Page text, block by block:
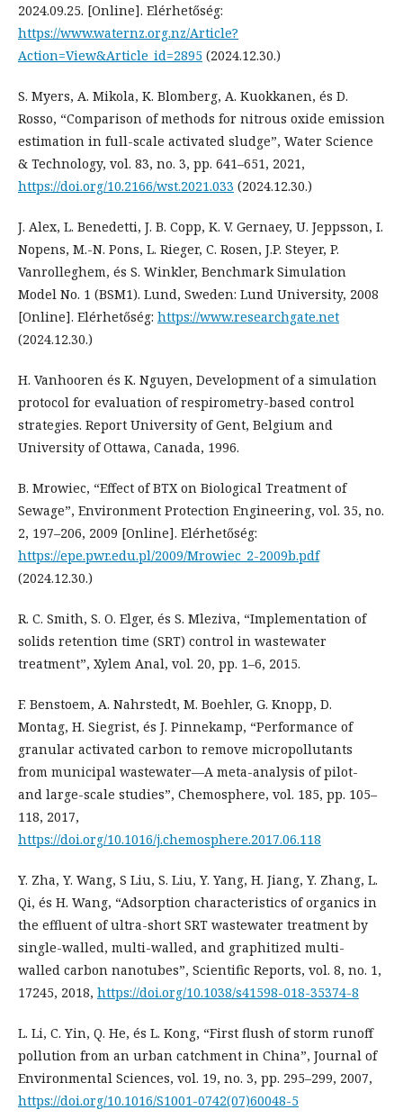
2024.09.25. [Online]. Elérhetőség:
https://www.waternz.org.nz/Article?
Action=View&Article_id=2895 (2024.12.30.)
S. Myers, A. Mikola, K. Blomberg, A. Kuokkanen, és D.
Rosso, “Comparison of methods for nitrous oxide emission
estimation in full-scale activated sludge”, Water Science
& Technology, vol. 83, no. 3, pp. 641–651, 2021,
https://doi.org/10.2166/wst.2021.033 (2024.12.30.)
J. Alex, L. Benedetti, J. B. Copp, K. V. Gernaey, U. Jeppsson, I.
Nopens, M.-N. Pons, L. Rieger, C. Rosen, J.P. Steyer, P.
Vanrolleghem, és S. Winkler, Benchmark Simulation
Model No. 1 (BSM1). Lund, Sweden: Lund University, 2008
[Online]. Elérhetőség: https://www.researchgate.net
(2024.12.30.)
H. Vanhooren és K. Nguyen, Development of a simulation
protocol for evaluation of respirometry-based control
strategies. Report University of Gent, Belgium and
University of Ottawa, Canada, 1996.
B. Mrowiec, “Effect of BTX on Biological Treatment of
Sewage”, Environment Protection Engineering, vol. 35, no.
2, 197–206, 2009 [Online]. Elérhetőség:
https://epe.pwr.edu.pl/2009/Mrowiec_2-2009b.pdf
(2024.12.30.)
R. C. Smith, S. O. Elger, és S. Mleziva, “Implementation of
solids retention time (SRT) control in wastewater
treatment”, Xylem Anal, vol. 20, pp. 1–6, 2015.
F. Benstoem, A. Nahrstedt, M. Boehler, G. Knopp, D.
Montag, H. Siegrist, és J. Pinnekamp, “Performance of
granular activated carbon to remove micropollutants
from municipal wastewater—A meta-analysis of pilot-
and large-scale studies”, Chemosphere, vol. 185, pp. 105–
118, 2017,
https://doi.org/10.1016/j.chemosphere.2017.06.118
Y. Zha, Y. Wang, S Liu, S. Liu, Y. Yang, H. Jiang, Y. Zhang, L.
Qi, és H. Wang, “Adsorption characteristics of organics in
the effluent of ultra-short SRT wastewater treatment by
single-walled, multi-walled, and graphitized multi-
walled carbon nanotubes”, Scientific Reports, vol. 8, no. 1,
17245, 2018, https://doi.org/10.1038/s41598-018-35374-8
L. Li, C. Yin, Q. He, és L. Kong, “First flush of storm runoff
pollution from an urban catchment in China”, Journal of
Environmental Sciences, vol. 19, no. 3, pp. 295–299, 2007,
https://doi.org/10.1016/S1001-0742(07)60048-5